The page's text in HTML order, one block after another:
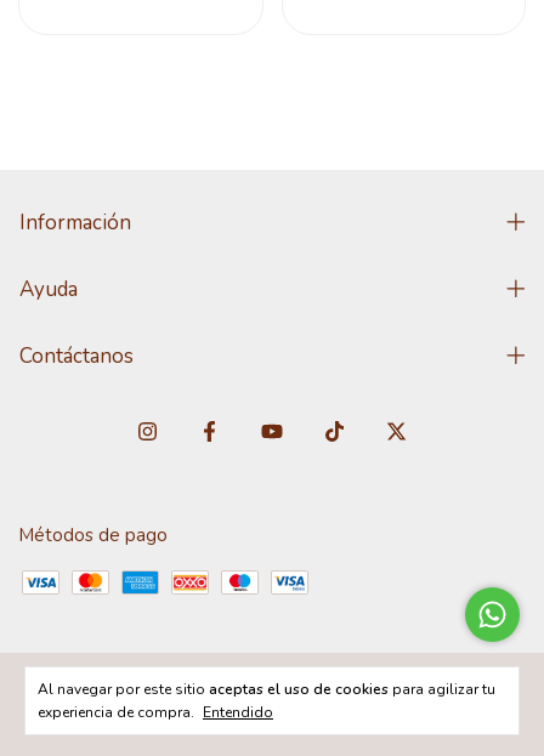
Al navegar por este sitio aceptas el uso de cookies para agilizar tu
experiencia de compra. Entendido
Información
Ayuda
Contáctanos
Métodos de pago
Copyright DISTRIBUNET - 2026. Todos los derechos reservados.